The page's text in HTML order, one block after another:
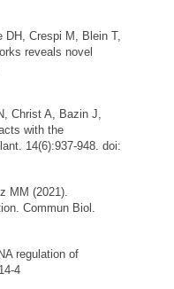
Crespi M, Blein T,
reveals novel
Christ A, Bazin J,
with the
14(6):937-948. doi:
MM (2021).
Commun Biol.
regulation of
4